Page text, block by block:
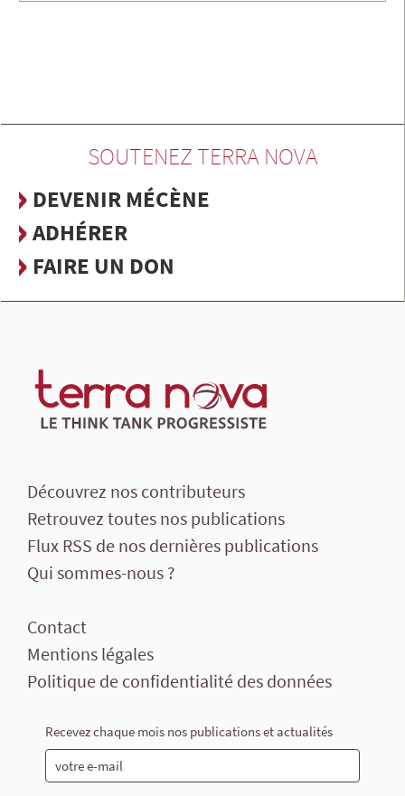
SOUTENEZ TERRA NOVA
DEVENIR MÉCÈNE
ADHÉRER
FAIRE UN DON
Découvrez nos contributeurs
Retrouvez toutes nos publications
Flux RSS de nos dernières publications
Qui sommes-nous ?
Contact
Mentions légales
Politique de confidentialité des données
Recevez chaque mois nos publications et actualités